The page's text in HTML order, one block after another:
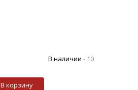
В корзину
В наличии - 10